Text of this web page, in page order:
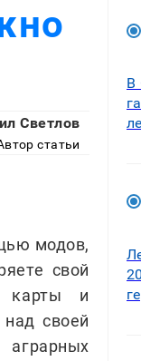
Светлов
статьи
модов,
свой
карты и
своей
В